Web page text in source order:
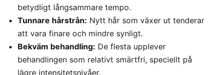
betydligt långsammare tempo.
Tunnare hårstrån: Nytt hår som växer ut tenderar
att vara finare och mindre synligt.
Bekväm behandling: De flesta upplever
behandlingen som relativt smärtfri, speciellt på
lägre intensitetsnivåer.